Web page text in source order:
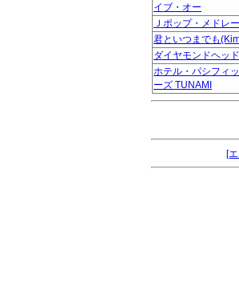
イブ・オー
Ｊポップ・メドレ
君といつまでも
ダイヤモンドヘッ
ホテル・パシフィ
ーズ TUNAMI
[